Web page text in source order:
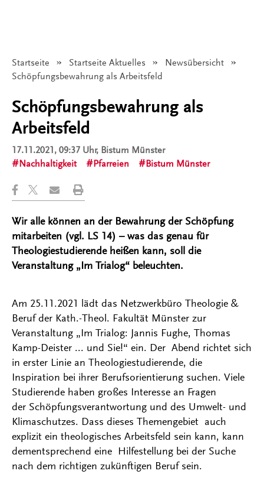
Startseite Startseite Aktuelles
Newsübersicht
Angezeigt:
Schöpfungsbewahrung als Arbeitsfeld
Schöpfungsbewahrung als
Arbeitsfeld
17.11.2021, 09:37 Uhr, Bistum Münster
Nachhaltigkeit
Pfarreien Bistum Münster
Wir alle können an der Bewahrung der Schöpfung
mitarbeiten (vgl. LS 14) – was das genau für
Theologiestudierende heißen kann, soll die
Veranstaltung „Im Trialog“ beleuchten.
Am 25.11.2021 lädt das Netzwerkbüro Theologie &
Beruf der Kath.-Theol. Fakultät Münster zur
Veranstaltung „Im Trialog: Jannis Fughe, Thomas
Kamp-Deister ... und Sie!“ ein. Der Abend richtet sich
in erster Linie an Theologiestudierende, die
Inspiration bei ihrer Berufsorientierung suchen. Viele
Studierende haben großes Interesse an Fragen
der Schöpfungsverantwortung und des Umwelt- und
Klimaschutzes. Dass dieses Themengebiet auch
explizit ein theologisches Arbeitsfeld sein kann, kann
dementsprechend eine Hilfestellung bei der Suche
nach dem richtigen zukünftigen Beruf sein.